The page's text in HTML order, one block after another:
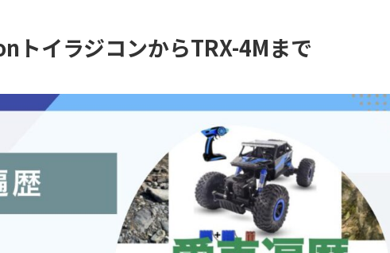
トイラジコンからTRX-4Mまで